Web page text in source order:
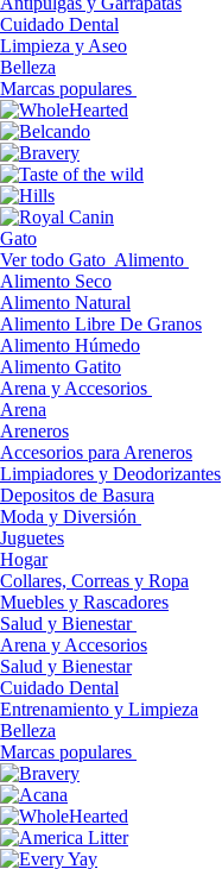
Cuidado Dental
Limpieza y Aseo
Belleza
Marcas populares
Gato
Ver todo Gato Alimento
Alimento Seco
Alimento Natural
Alimento Libre De Granos
Alimento Húmedo
Alimento Gatito
Arena y Accesorios
Arena
Areneros
Accesorios para Areneros
Limpiadores y Deodorizantes
Depositos de Basura
Moda y Diversión
Juguetes
Hogar
Collares, Correas y Ropa
Muebles y Rascadores
Salud y Bienestar
Arena y Accesorios
Salud y Bienestar
Cuidado Dental
Entrenamiento y Limpieza
Belleza
Marcas populares